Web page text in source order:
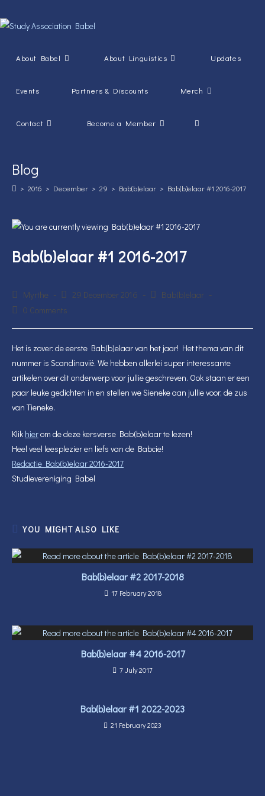
to
About Babel About Linguistics Updates
Events Partners & Discounts Merch
Contact Become a Member Toggle
search
Blog
> 2016 > December > 29 > Bab(b)elaar > Bab(b)elaar #1 2016-2017
Bab(b)elaar #1 2016-2017
Post
author:
Myrthe
Post
published:
29 December 2016
PostBab(b)elaar
Post0 Comments
Het is zover: de eerste Bab(b)elaar van het jaar! Het thema van dit
nummer is Scandinavië. We hebben allerlei super interessante
artikelen over dit onderwerp voor jullie geschreven. Ook staan er een
paar leuke gedichten in en stellen we Sieneke aan jullie voor, de zus
van Tieneke.
Klik hierom de deze kersverse Bab(b)elaar te lezen!
Heel veel leesplezier en liefs van de Babcie!
Redactie Bab(b)elaar 2016-2017
Studievereniging Babel
YOU MIGHT ALSO LIKE
Bab(b)elaar #2 2017-2018
17 February 2018
Bab(b)elaar #4 2016-2017
7 July 2017
Bab(b)elaar #1 2022-2023
21 February 2023